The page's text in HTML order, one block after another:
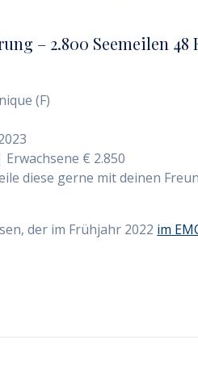
– 2.800 Seemeilen 48
(F)
€ 2.850
diese gerne mit deinen
der im Frühjahr 2022 im